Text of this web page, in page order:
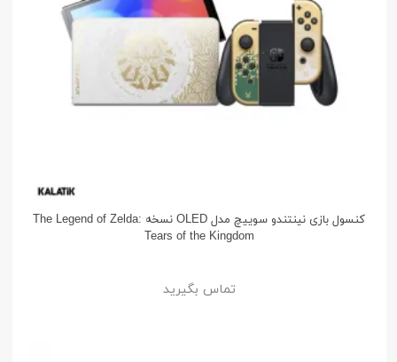
کنسول بازی نینتندو سوییچ مدل OLED نسخه The Legend of Zelda:
Tears of the Kingdom
تماس بگیرید